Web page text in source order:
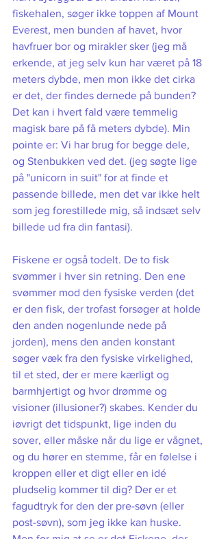
fiskehalen, søger ikke toppen af Mount
Everest, men bunden af havet, hvor
havfruer bor og mirakler sker (jeg må
erkende, at jeg selv kun har været på 18
meters dybde, men mon ikke det cirka
er det, der findes dernede på bunden?
Det kan i hvert fald være temmelig
magisk bare på få meters dybde). Min
pointe er: Vi har brug for begge dele,
og Stenbukken ved det. (jeg søgte lige
på "unicorn in suit" for at finde et
passende billede, men det var ikke helt
som jeg forestillede mig, så indsæt selv
billede ud fra din fantasi).
Fiskene er også todelt. De to fisk
svømmer i hver sin retning. Den ene
svømmer mod den fysiske verden (det
er den fisk, der trofast forsøger at holde
den anden nogenlunde nede på
jorden), mens den anden konstant
søger væk fra den fysiske virkelighed,
til et sted, der er mere kærligt og
barmhjertigt og hvor drømme og
visioner (illusioner?) skabes. Kender du
iøvrigt det tidspunkt, lige inden du
sover, eller måske når du lige er vågnet,
og du hører en stemme, får en følelse i
kroppen eller et digt eller en idé
pludselig kommer til dig? Der er et
fagudtryk for den der pre-søvn (eller
post-søvn), som jeg ikke kan huske.